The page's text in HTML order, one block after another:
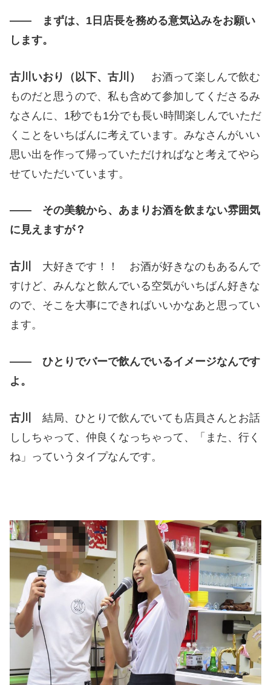
―― まずは、1日店長を務める意気込みをお願い
します。
古川いおり（以下、古川）
お酒って楽しんで飲む
ものだと思うので、私も含めて参加してくださるみ
なさんに、1秒でも1分でも長い時間楽しんでいただ
くことをいちばんに考えています。みなさんがいい
思い出を作って帰っていただければなと考えてやら
せていただいています。
―― その美貌から、あまりお酒を飲まない雰囲気
に見えますが？
古川
大好きです！！ お酒が好きなのもあるんで
すけど、みんなと飲んでいる空気がいちばん好きな
ので、そこを大事にできればいいかなあと思ってい
ます。
―― ひとりでバーで飲んでいるイメージなんです
よ。
古川
結局、ひとりで飲んでいても店員さんとお話
ししちゃって、仲良くなっちゃって、「また、行く
ね」っていうタイプなんです。